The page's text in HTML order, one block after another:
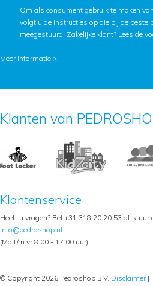
Om als consument gebruik te maken
volgt u de instructies op die bij de
meegestuurd. Zakelijke klant? Lees de
Meer informatie >
Klanten van
Klantenservice
Heeft u vragen? Bel +31 318 20 20 53 of stuur
info@pedroshop.nl
(Ma t/m vr 8.00 - 17.00 uur)
© Copyright 2026 Pedroshop B.V. Disclaimer|